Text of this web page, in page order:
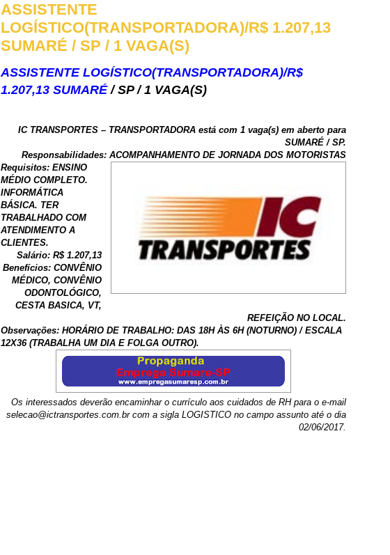
ASSISTENTE
LOGÍSTICO(TRANSPORTADORA)/R$ 1.207,13
SUMARÉ / SP / 1 VAGA(S)
ASSISTENTE LOGÍSTICO(TRANSPORTADORA)/R$
1.207,13 SUMARÉ/ SP / 1 VAGA(S)
IC TRANSPORTES – TRANSPORTADORA está com 1 vaga(s) em aberto para
SUMARÉ / SP.
Responsabilidades: ACOMPANHAMENTO DE JORNADA DOS MOTORISTAS
Requisitos: ENSINO
MÉDIO COMPLETO.
INFORMÁTICA
BÁSICA. TER
TRABALHADO COM
ATENDIMENTO A
CLIENTES.
Salário: R$ 1.207,13
Benefícios: CONVÊNIO
MÉDICO, CONVÊNIO
ODONTOLÓGICO,
CESTA BASICA, VT,
REFEIÇÃO NO LOCAL.
Observações: HORÁRIO DE TRABALHO: DAS 18H ÀS 6H (NOTURNO) / ESCALA
12X36 (TRABALHA UM DIA E FOLGA OUTRO).
Os interessados deverão encaminhar o currículo aos cuidados de RH para o e-mail
selecao@ictransportes.com.br com a sigla LOGISTICO no campo assunto até o dia
02/06/2017.